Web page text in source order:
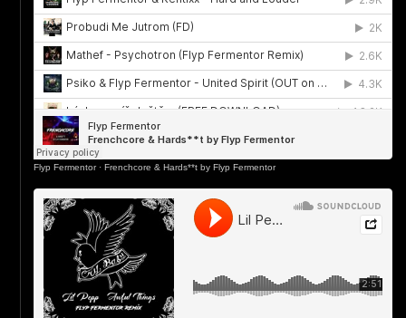
Flyp Fermentor· Frenchcore & Hards**t by Flyp Fermentor